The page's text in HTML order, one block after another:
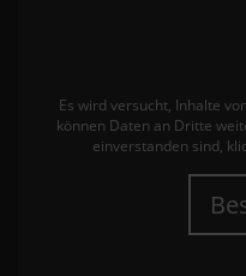
Es wird versucht, Inhalte von
können Daten an Dritte
einverstanden sind,